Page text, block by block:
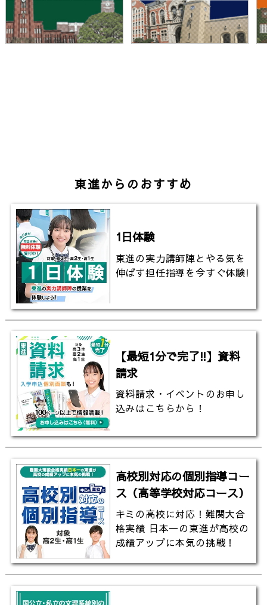
▼お茶の水女子大学の天気は？（全国のお天気）
https://www.toshin.com/weather/detail?id=245
東進からのおすすめ
1日体験
東進の実力講師陣とやる気を
伸ばす担任指導を今すぐ体験!
【最短1分で完了!!】資料
請求
資料請求・イベントのお申し
込みはこちらから！
高校別対応の個別指導コー
ス（高等学校対応コース）
キミの高校に対応！難関大合
格実績 日本一の東進が高校の
成績アップに本気の挑戦！